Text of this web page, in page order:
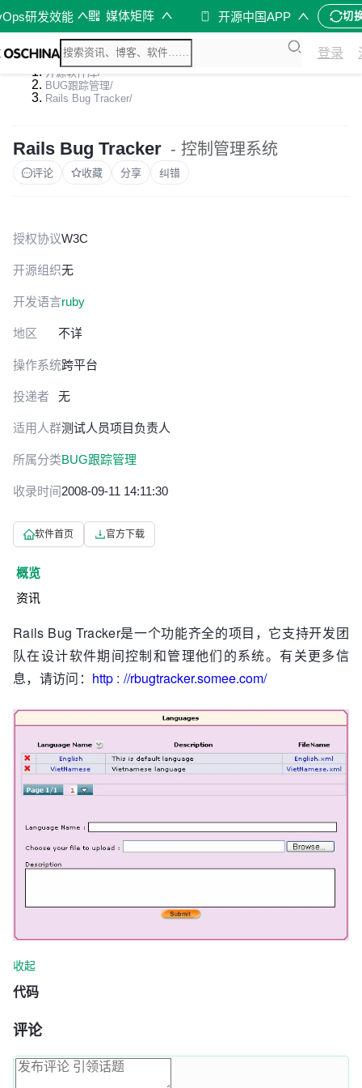
研发效能 媒体矩阵 开源中国APP 切
登录
开源软件库/
BUG跟踪管理/
Rails Bug Tracker/
Rails Bug Tracker - 控制管理系统
评论 收藏 分享 纠错
授权协议W3C
开源组织无
开发语言ruby
地区 不详
操作系统跨平台
投递者 无
适用人群测试人员项目负责人
所属分类BUG跟踪管理
收录时间2008-09-11 14:11:30
软件首页 官方下载
概览
资讯
Rails Bug Tracker是一个功能齐全的项目，它支持开发团
队在设计软件期间控制和管理他们的系统。有关更多信
息，请访问： http: //rbugtracker.somee.com/
收起
代码
评论